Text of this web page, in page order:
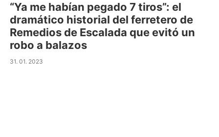
“Ya me habían pegado 7 tiros”: el
dramático historial del ferretero de
Remedios de Escalada que evitó un
robo a balazos
31. 01. 2023